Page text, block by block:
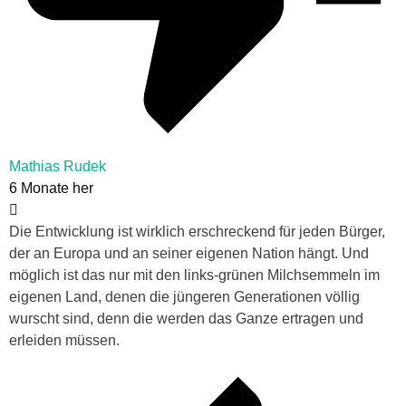
Mathias Rudek
6 Monate her
Die Entwicklung ist wirklich erschreckend für jeden Bürger,
der an Europa und an seiner eigenen Nation hängt. Und
möglich ist das nur mit den links-grünen Milchsemmeln im
eigenen Land, denen die jüngeren Generationen völlig
wurscht sind, denn die werden das Ganze ertragen und
erleiden müssen.